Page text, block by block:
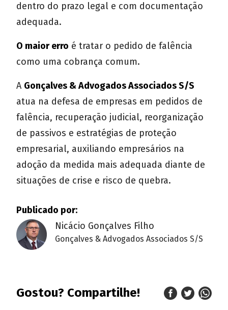
dentro do prazo legal e com documentação
adequada.
O maior erro é tratar o pedido de falência
como uma cobrança comum.
A Gonçalves & Advogados Associados S/S
atua na defesa de empresas em pedidos de
falência, recuperação judicial, reorganização
de passivos e estratégias de proteção
empresarial, auxiliando empresários na
adoção da medida mais adequada diante de
situações de crise e risco de quebra.
Publicado por:
Nicácio Gonçalves Filho
Gonçalves & Advogados Associados S/S
Gostou? Compartilhe!